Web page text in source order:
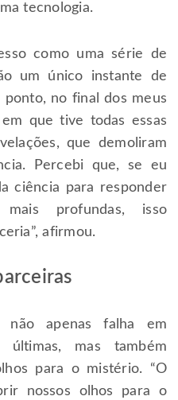
tecnologia.
como uma série de
um único instante de
ponto, no final dos meus
que tive todas essas
que demoliram
Percebi que, se eu
ciência para responder
profundas, isso
afirmou.
não apenas falha em
últimas, mas também
para o mistério. “O
nossos olhos para o